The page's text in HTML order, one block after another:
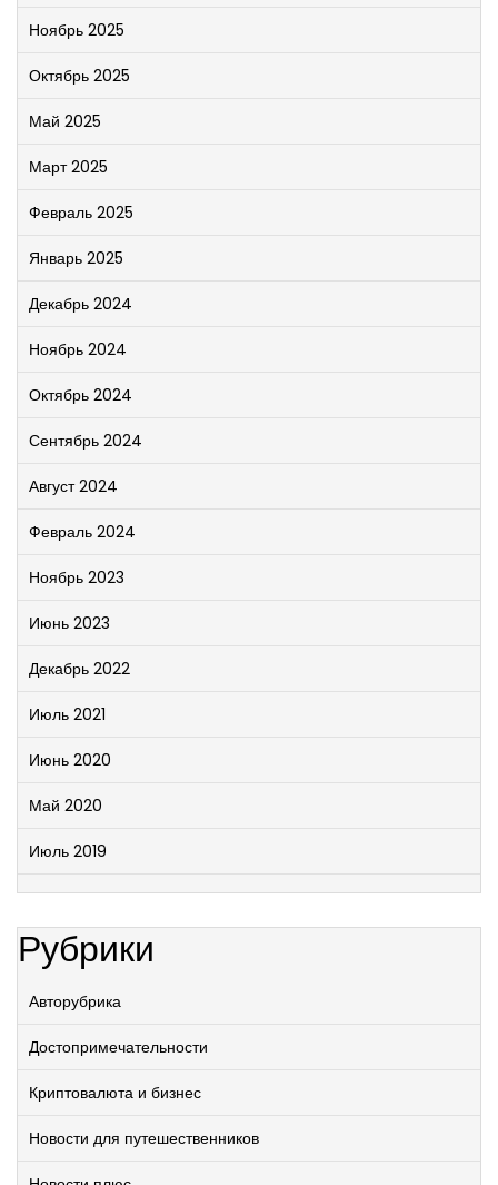
Ноябрь 2025
Октябрь 2025
Май 2025
Март 2025
Февраль 2025
Январь 2025
Декабрь 2024
Ноябрь 2024
Октябрь 2024
Сентябрь 2024
Август 2024
Февраль 2024
Ноябрь 2023
Июнь 2023
Декабрь 2022
Июль 2021
Июнь 2020
Май 2020
Июль 2019
Рубрики
Авторубрика
Достопримечательности
Криптовалюта и бизнес
Новости для путешественников